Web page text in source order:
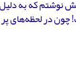
نوشتم که به
در لحظه‌های